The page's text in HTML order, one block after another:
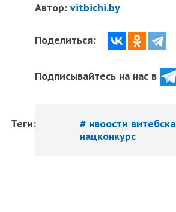
Автор: vitbichi.by
Поделиться:
Подписывайтесь на нас в
Теги: # нвоости витебска
нацконкурс